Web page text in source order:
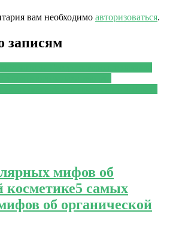
вам необходимо авторизоваться.
записям
мифов об
косметике5 самых
об органической